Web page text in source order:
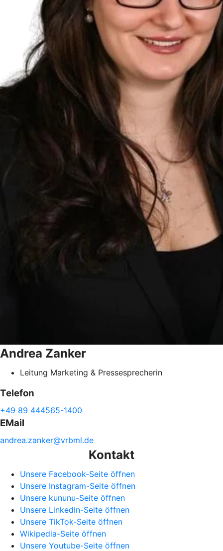
Andrea Zanker
Leitung Marketing & Pressesprecherin
Telefon
+49 89 444565-1400
EMail
andrea.zanker@vrbml.de
Kontakt
Unsere Facebook-Seite öffnen
Unsere Instagram-Seite öffnen
Unsere kununu-Seite öffnen
Unsere LinkedIn-Seite öffnen
Unsere TikTok-Seite öffnen
Wikipedia-Seite öffnen
Unsere Youtube-Seite öffnen